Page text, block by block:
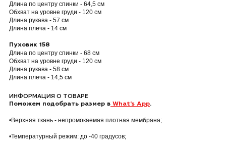
Длина по центру спинки - 64,5 см
Обхват на уровне груди - 120 см
Длина рукава - 57 см
Длина плеча - 14 см
Пуховик 158
Длина по центру спинки - 68 см
Обхват на уровне груди - 120 см
Длина рукава - 58 см
Длина плеча - 14,5 см
ИНФОРМАЦИЯ О ТОВАРЕ
Поможем подобрать размер в What's App.
•Верхняя ткань - непромокаемая плотная мембрана;
•Температурный режим: до -40 градусов;